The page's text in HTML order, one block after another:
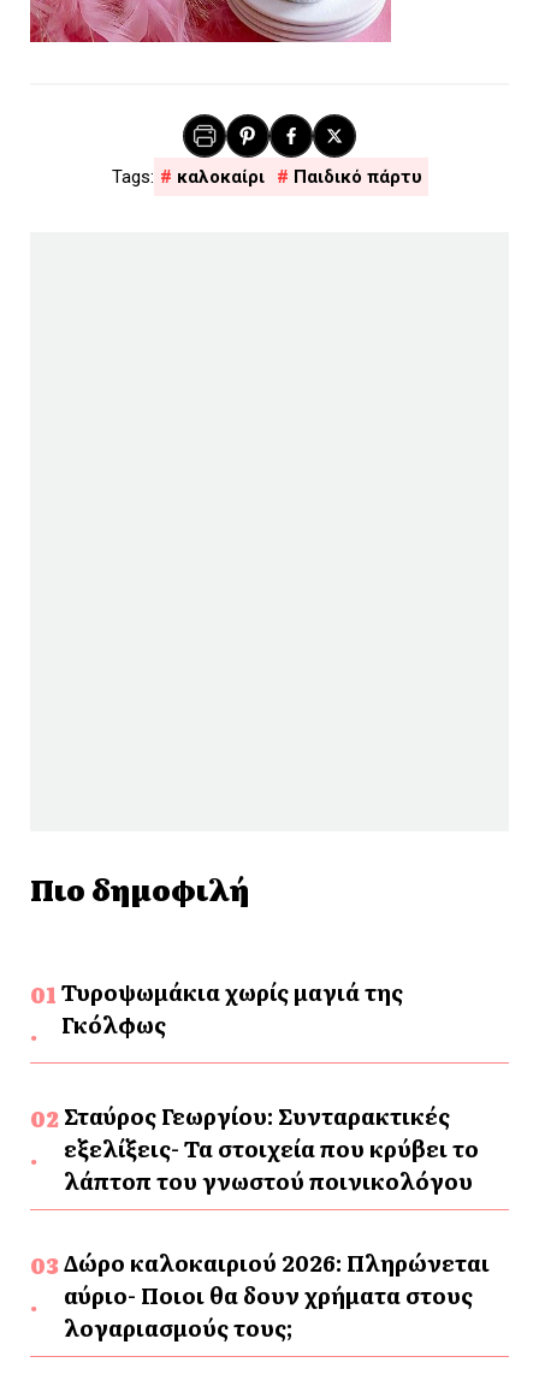
καλοκαίρι Παιδικό πάρτυ
Πιο δημοφιλή
Τυροψωμάκια χωρίς μαγιά της
Γκόλφως
Σταύρος Γεωργίου: Συνταρακτικές
εξελίξεις- Τα στοιχεία που κρύβει το
λάπτοπ του γνωστού ποινικολόγου
Δώρο καλοκαιριού 2026: Πληρώνεται
αύριο- Ποιοι θα δουν χρήματα στους
λογαριασμούς τους;